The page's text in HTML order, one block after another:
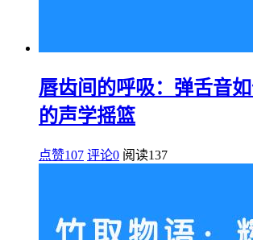
唇齿间的呼吸：弹舌音
的声学摇篮
点赞107 评论0 阅读137